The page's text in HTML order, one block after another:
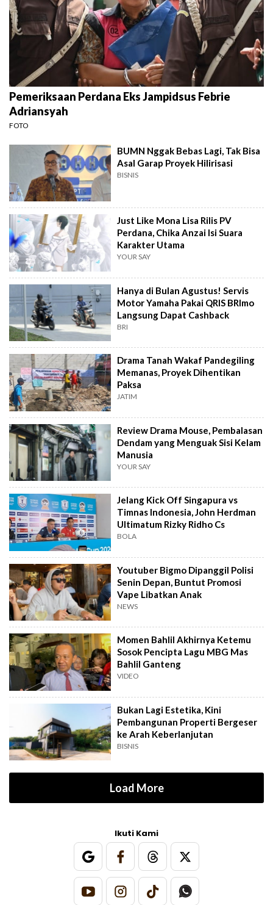
Pemeriksaan Perdana Eks Jampidsus Febrie
Adriansyah
FOTO
BUMN Nggak Bebas Lagi, Tak Bisa
Asal Garap Proyek Hilirisasi
BISNIS
Just Like Mona Lisa Rilis PV
Perdana, Chika Anzai Isi Suara
Karakter Utama
YOUR SAY
Hanya di Bulan Agustus! Servis
Motor Yamaha Pakai QRIS BRImo
Langsung Dapat Cashback
BRI
Drama Tanah Wakaf Pandegiling
Memanas, Proyek Dihentikan
Paksa
JATIM
Review Drama Mouse, Pembalasan
Dendam yang Menguak Sisi Kelam
Manusia
YOUR SAY
Jelang Kick Off Singapura vs
Timnas Indonesia, John Herdman
Ultimatum Rizky Ridho Cs
BOLA
Youtuber Bigmo Dipanggil Polisi
Senin Depan, Buntut Promosi
Vape Libatkan Anak
NEWS
Momen Bahlil Akhirnya Ketemu
Sosok Pencipta Lagu MBG Mas
Bahlil Ganteng
VIDEO
Bukan Lagi Estetika, Kini
Pembangunan Properti Bergeser
ke Arah Keberlanjutan
BISNIS
Load More
Ikuti Kami